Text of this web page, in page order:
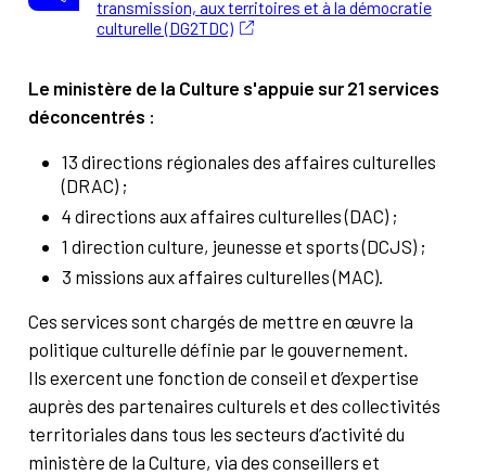
transmission, aux territoires et à la démocratie
culturelle (DG2TDC)
Le ministère de la Culture s'appuie sur 21 services
déconcentrés :
13 directions régionales des affaires culturelles
(DRAC) ;
4 directions aux affaires culturelles (DAC) ;
1 direction culture, jeunesse et sports (DCJS) ;
3 missions aux affaires culturelles (MAC).
Ces services sont chargés de mettre en œuvre la
politique culturelle définie par le gouvernement.
Ils exercent une fonction de conseil et d’expertise
auprès des partenaires culturels et des collectivités
territoriales dans tous les secteurs d’activité du
ministère de la Culture, via des conseillers et